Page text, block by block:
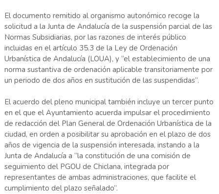
El documento remitido al organismo autonómico recoge la
solicitud a la Junta de Andalucía de la suspensión parcial de las
Normas Subsidiarias, por las razones de interés público
incluidas en el artículo 35.3 de la Ley de Ordenación
Urbanística de Andalucía (LOUA), y “el establecimiento de una
norma sustantiva de ordenación aplicable transitoriamente por
un periodo de dos años en sustitución de las suspendidas”.
El acuerdo del pleno municipal también incluye un tercer punto
en el que el Ayuntamiento acuerda impulsar el procedimiento
de redacción del Plan General de Ordenación Urbanística de la
ciudad, en orden a posibilitar su aprobación en el plazo de dos
años de vigencia de la suspensión interesada, instando a la
Junta de Andalucía a “la constitución de una comisión de
seguimiento del PGOU de Chiclana, integrada por
representantes de ambas administraciones, que facilite el
cumplimiento del plazo señalado”.